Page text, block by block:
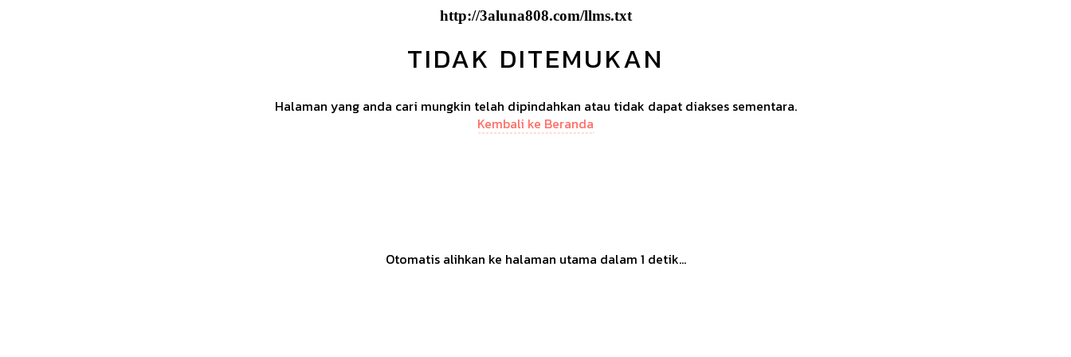
http://3aluna808.com/llms.txt
TIDAK DITEMUKAN
Halaman yang anda cari mungkin telah dipindahkan atau tidak dapat diakses sementara.
Kembali ke Beranda
Otomatis alihkan ke halaman utama dalam 1 detik...